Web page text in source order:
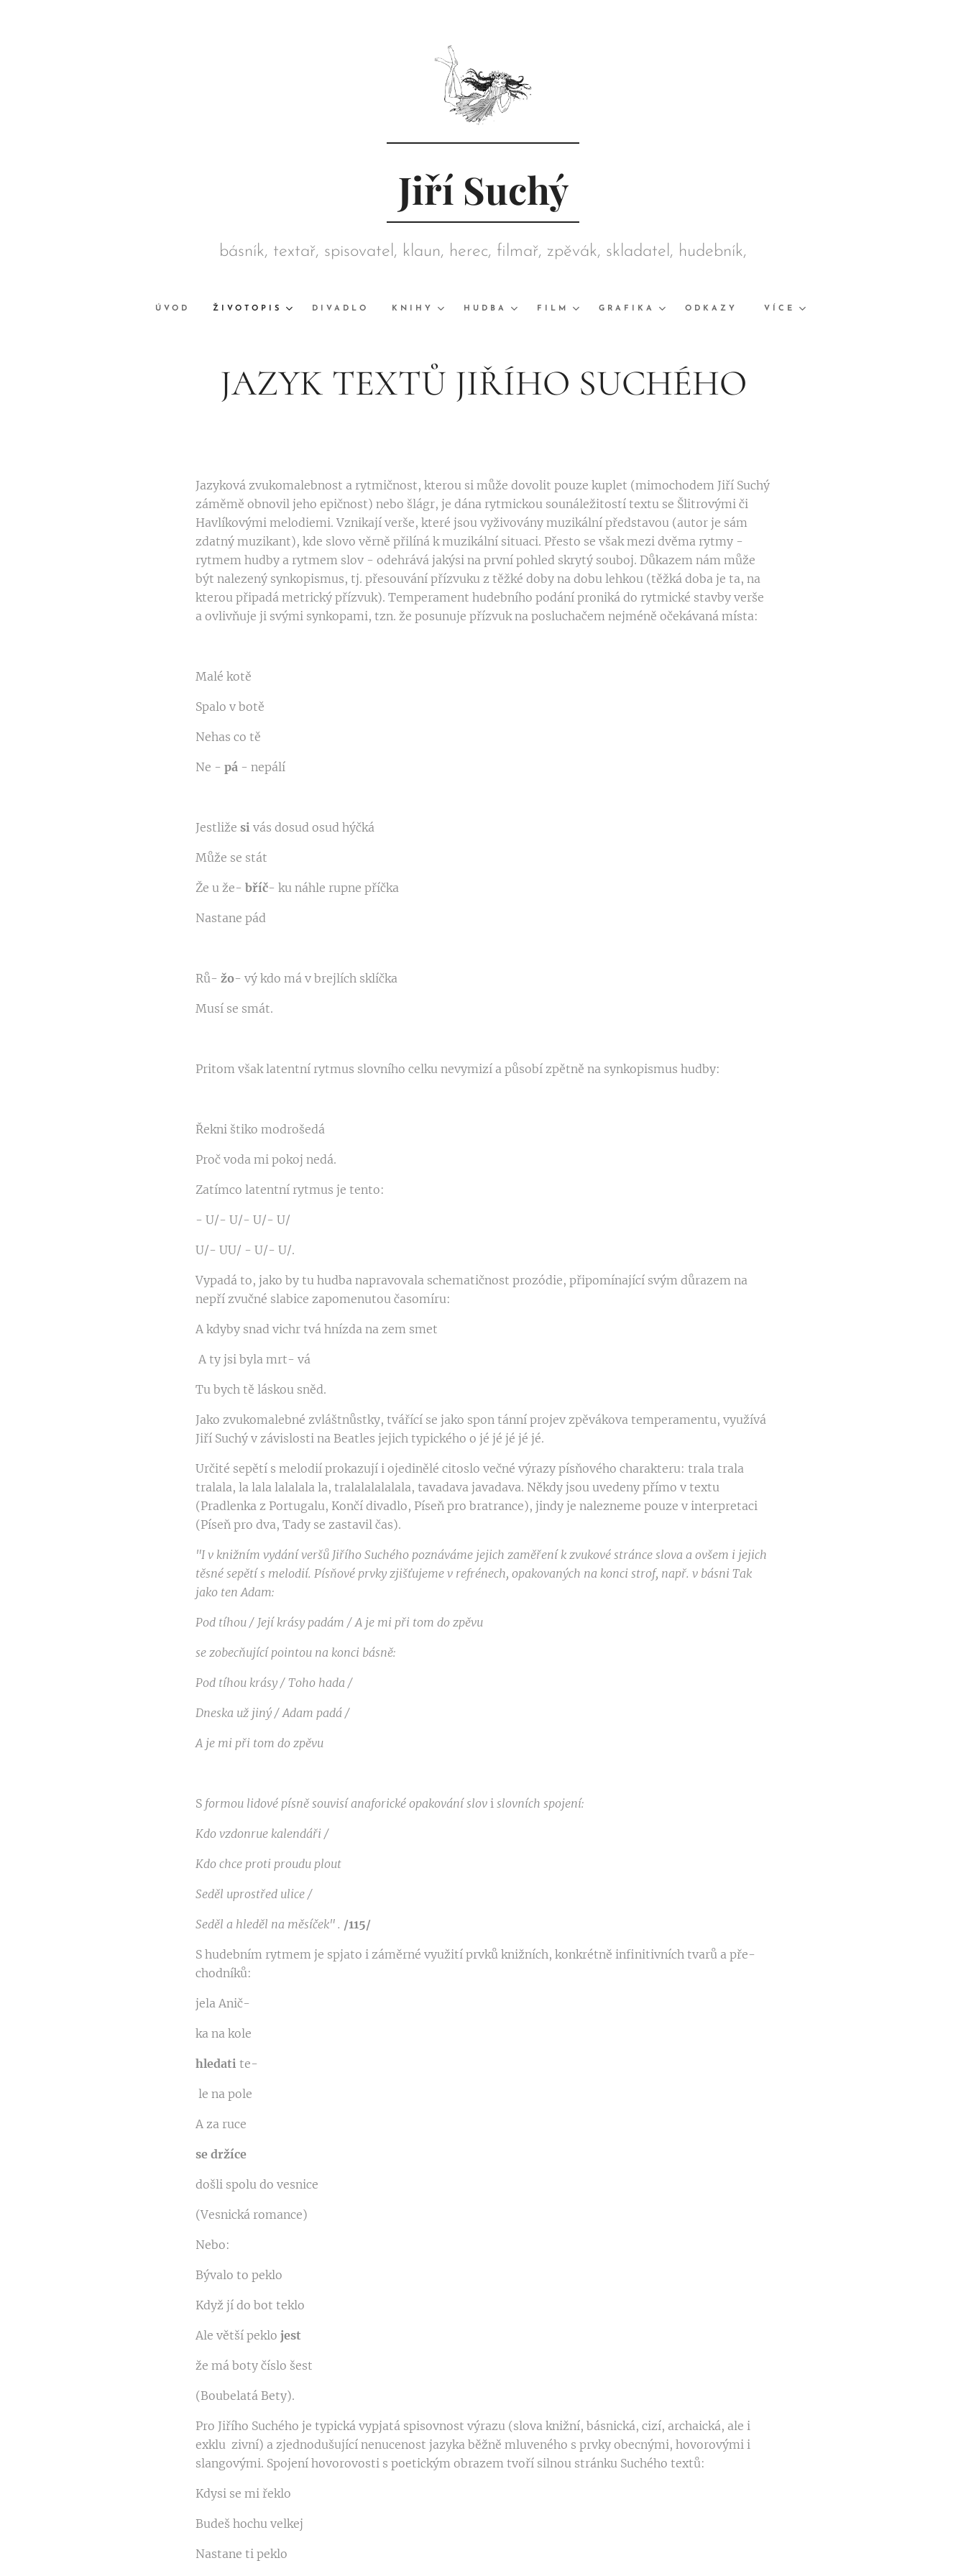
Jiří Suchý
básník, textař, spisovatel, klaun, herec, filmař, zpěvák, skladatel, hudebník,
ÚVOD ŽIVOTOPIS DIVADLO KNIHY HUDBA FILM GRAFIKA ODKAZY VÍCE
JAZYK TEXTŮ JIŘÍHO SUCHÉHO
Jazyková zvukomalebnost a rytmičnost, kterou si může dovolit pouze kuplet (mimochodem Jiří Suchý
záměmě obnovil jeho epičnost) nebo šlágr, je dána ryt­mickou sounáležitostí textu se Šlitrovými či
Havlíkovými melodiemi. Vznikají verše, které jsou vyživovány muzi­kální představou (autor je sám
zdatný muzikant), kde slovo věrně přilíná k muzikální situaci. Přesto se však mezi dvěma rytmy -
rytmem hudby a rytmem slov - ode­hrává jakýsi na první pohled skrytý souboj. Důkazem nám může
být nalezený synkopismus, tj. přesouvání přízvuku z těžké doby na dobu lehkou (těžká doba je ta, na
kterou připadá metrický přízvuk). Temperament hudebního podání proniká do rytmické stavby verše
a ovlivňuje ji svými synkopami, tzn. že posunuje přízvuk na poslucha­čem nejméně očekávaná místa:
Malé kotě
Spalo v botě
Nehas co tě
Ne - pá - nepálí
Jestliže si vás dosud osud hýčká
Může se stát
Že u že- bříč- ku náhle rupne příčka
Nastane pád
Rů- žo- vý kdo má v brejlích sklíčka
Musí se smát.
Pritom však latentní rytmus slovního celku nevymizí a působí zpětně na synkopismus hudby:
Řekni štiko modrošedá
Proč voda mi pokoj nedá.
Zatímco latentní rytmus je tento:
- U/- U/- U/- U/
U/- UU/ - U/- U/.
Vypadá to, jako by tu hudba napravovala schematič­nost prozódie, připomínající svým důrazem na
nepří­ zvučné slabice zapomenutou časomíru:
A kdyby snad vichr tvá hnízda na zem smet
A ty jsi byla mrt- vá
Tu bych tě láskou sněd.
Jako zvukomalebné zvláštnůstky, tvářící se jako spon­ tánní projev zpěvákova temperamentu, využívá
Jiří Suchý v závislosti na Beatles jejich typického o jé jé jé jé jé.
Určité sepětí s melodií prokazují i ojedinělé citoslo­ večné výrazy písňového charakteru: trala trala
tralala, la lala lalalala la, tralalalalalala, tavadava javadava. Někdy jsou uvedeny přímo v textu
(Pradlenka z Portugalu, Končí divadlo, Píseň pro bratrance), jindy je nalezneme pouze v interpretaci
(Píseň pro dva, Tady se zastavil čas).
"I v knižním vydání veršů Jiřího Suchého poznáváme jejich zaměření k zvukové stránce slova a ovšem i jejich
těsné sepětís melodií. Písňové prvky zjišťujeme v refrénech, opakovaných na konci strof, např. v básni Tak
jako ten Adam:
Pod tíhou / Její krásy padám / A je mi při tom do zpěvu
se zobecňující pointou na konci básně:
Pod tíhou krásy / Toho hada /
Dneska už jiný / Adam padá /
A je mi při tom do zpěvu
S formou lidové písně souvisí anaforické opakování slov i slovních spojení:
Kdo vzdonrue kalendáři /
Kdo chce proti proudu plout
Seděl uprostřed ulice /
Seděl a hleděl na měsíček" . /115/
S hudebním rytmem je spjato i záměrné využití prvků knižních, konkrétně infinitivních tvarů a pře­
chodníků:
jela Anič­-
ka na kole
hledati te-
le na pole
A za ruce
se držíce
došli spolu do vesnice
(Vesnická romance)
Nebo:
Bývalo to peklo
Když jí do bot teklo
Ale větší peklo jest
že má boty číslo šest
(Boubelatá Bety).
Pro Jiřího Suchého je typická vypjatá spisovnost výrazu (slova knižní, básnická, cizí, archaická, ale i
exklu ­ zivní) a zjednodušující nenucenost jazyka běžně mluveného s prvky obecnými, hovorovými i
slangovými. Spojení hovorovosti s poetickým obrazem tvoří silnou stránku Suchého textů:
Kdysi se mi řeklo
Budeš hochu velkej
Nastane ti peklo